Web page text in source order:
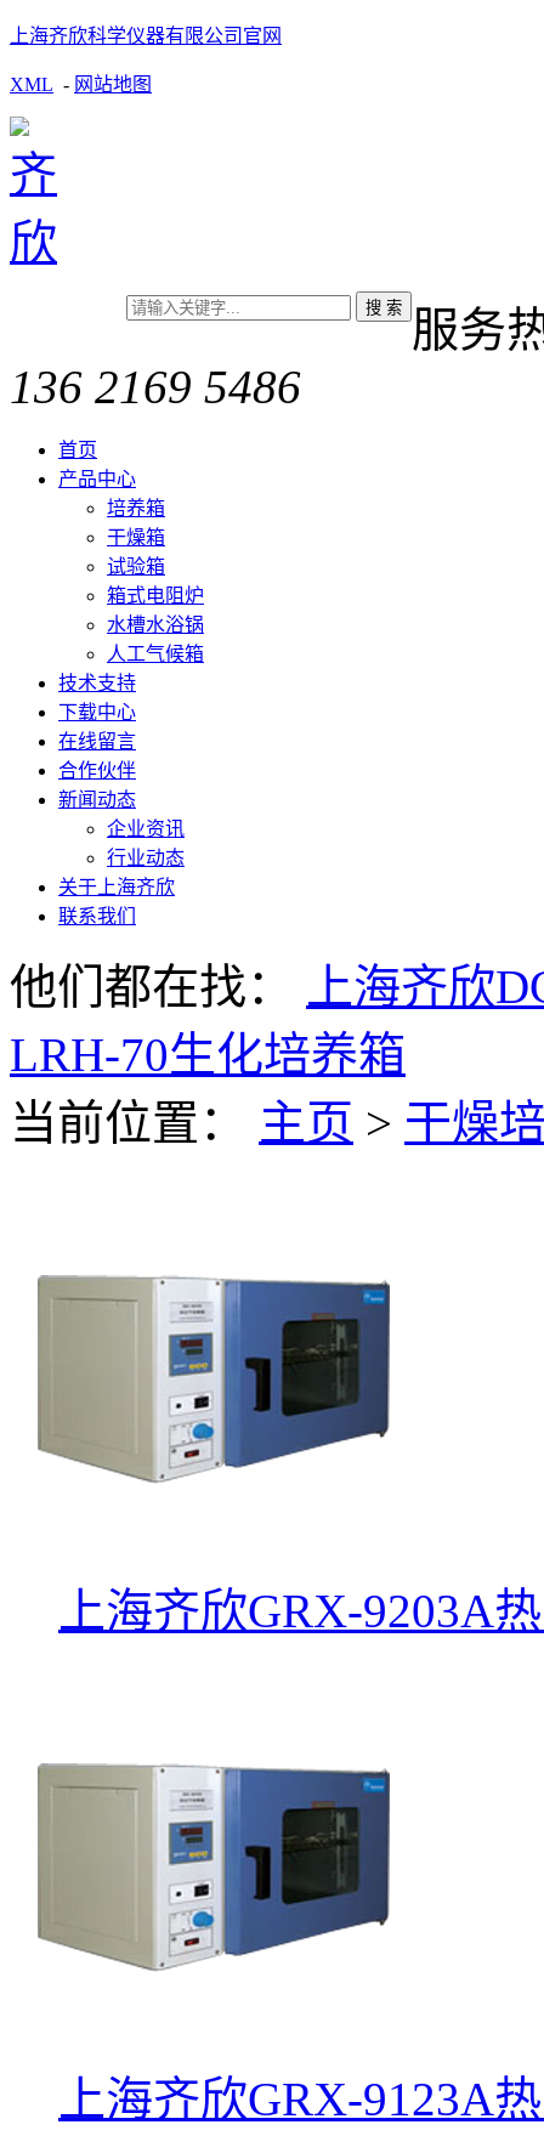
上海齐欣科学仪器有限公司官网
XML - 网站地图
服务
136 2169 5486
首页
产品中心
培养箱
干燥箱
试验箱
箱式电阻炉
水槽水浴锅
人工气候箱
技术支持
下载中心
在线留言
合作伙伴
新闻动态
企业资讯
行业动态
关于上海齐欣
联系我们
他们都在找：
上海齐欣
LRH-70生化培养箱
当前位置：
主页 > 干燥
上海齐欣GRX-9203A
上海齐欣GRX-9123A